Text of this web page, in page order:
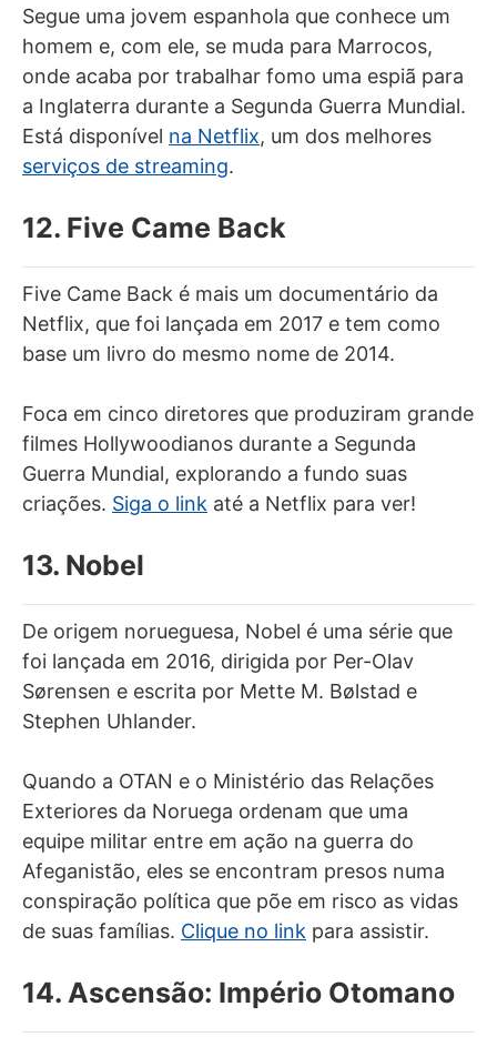
Segue uma jovem espanhola que conhece um
homem e, com ele, se muda para Marrocos,
onde acaba por trabalhar fomo uma espiã para
a Inglaterra durante a Segunda Guerra Mundial.
Está disponível na Netflix, um dos melhores
serviços de streaming.
12. Five Came Back
Five Came Back é mais um documentário da
Netflix, que foi lançada em 2017 e tem como
base um livro do mesmo nome de 2014.
Foca em cinco diretores que produziram grande
filmes Hollywoodianos durante a Segunda
Guerra Mundial, explorando a fundo suas
criações. Siga o link até a Netflix para ver!
13. Nobel
De origem norueguesa, Nobel é uma série que
foi lançada em 2016, dirigida por Per-Olav
Sørensen e escrita por Mette M. Bølstad e
Stephen Uhlander.
Quando a OTAN e o Ministério das Relações
Exteriores da Noruega ordenam que uma
equipe militar entre em ação na guerra do
Afeganistão, eles se encontram presos numa
conspiração política que põe em risco as vidas
de suas famílias. Clique no link para assistir.
14. Ascensão: Império Otomano